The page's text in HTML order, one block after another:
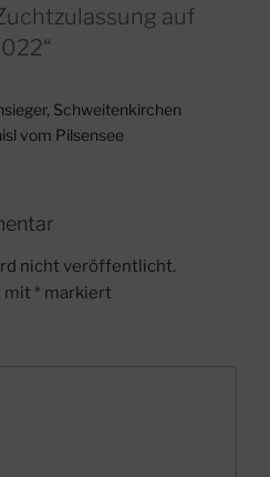
auf
Schweitenkirchen
vom Pilsensee
nicht veröffentlicht.
mit * markiert